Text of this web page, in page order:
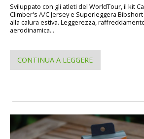
Sviluppato con gli atleti del WorldTour, il kit
Climber's A/C Jersey e Superleggera
alla calura estiva. Leggerezza,
aerodinamica...
CONTINUA A LEGGERE